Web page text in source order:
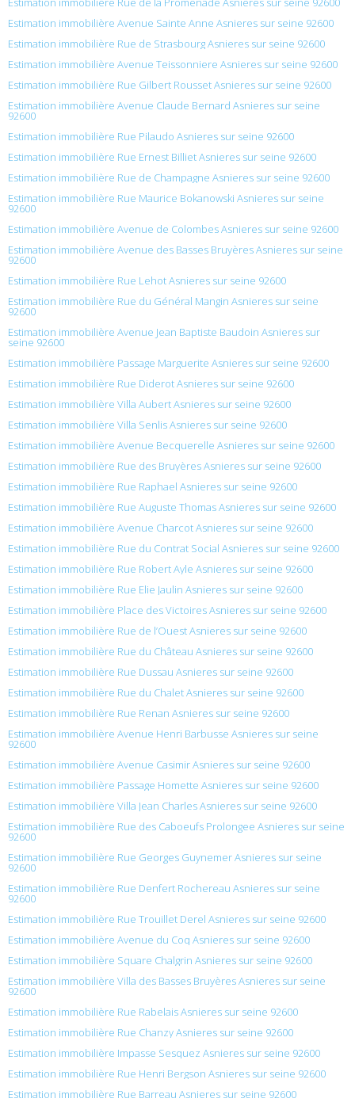
Estimation immobilière Avenue Sainte Anne Asnieres sur seine 92600
Estimation immobilière Rue de Strasbourg Asnieres sur seine 92600
Estimation immobilière Avenue Teissonniere Asnieres sur seine 92600
Estimation immobilière Rue Gilbert Rousset Asnieres sur seine 92600
Estimation immobilière Avenue Claude Bernard Asnieres sur seine
92600
Estimation immobilière Rue Pilaudo Asnieres sur seine 92600
Estimation immobilière Rue Ernest Billiet Asnieres sur seine 92600
Estimation immobilière Rue de Champagne Asnieres sur seine 92600
Estimation immobilière Rue Maurice Bokanowski Asnieres sur seine
92600
Estimation immobilière Avenue de Colombes Asnieres sur seine 92600
Estimation immobilière Avenue des Basses Bruyères Asnieres sur seine
92600
Estimation immobilière Rue Lehot Asnieres sur seine 92600
Estimation immobilière Rue du Général Mangin Asnieres sur seine
92600
Estimation immobilière Avenue Jean Baptiste Baudoin Asnieres sur
seine 92600
Estimation immobilière Passage Marguerite Asnieres sur seine 92600
Estimation immobilière Rue Diderot Asnieres sur seine 92600
Estimation immobilière Villa Aubert Asnieres sur seine 92600
Estimation immobilière Villa Senlis Asnieres sur seine 92600
Estimation immobilière Avenue Becquerelle Asnieres sur seine 92600
Estimation immobilière Rue des Bruyères Asnieres sur seine 92600
Estimation immobilière Rue Raphael Asnieres sur seine 92600
Estimation immobilière Rue Auguste Thomas Asnieres sur seine 92600
Estimation immobilière Avenue Charcot Asnieres sur seine 92600
Estimation immobilière Rue du Contrat Social Asnieres sur seine 92600
Estimation immobilière Rue Robert Ayle Asnieres sur seine 92600
Estimation immobilière Rue Elie Jaulin Asnieres sur seine 92600
Estimation immobilière Place des Victoires Asnieres sur seine 92600
Estimation immobilière Rue de l’Ouest Asnieres sur seine 92600
Estimation immobilière Rue du Château Asnieres sur seine 92600
Estimation immobilière Rue Dussau Asnieres sur seine 92600
Estimation immobilière Rue du Chalet Asnieres sur seine 92600
Estimation immobilière Rue Renan Asnieres sur seine 92600
Estimation immobilière Avenue Henri Barbusse Asnieres sur seine
92600
Estimation immobilière Avenue Casimir Asnieres sur seine 92600
Estimation immobilière Passage Homette Asnieres sur seine 92600
Estimation immobilière Villa Jean Charles Asnieres sur seine 92600
Estimation immobilière Rue des Caboeufs Prolongee Asnieres sur seine
92600
Estimation immobilière Rue Georges Guynemer Asnieres sur seine
92600
Estimation immobilière Rue Denfert Rochereau Asnieres sur seine
92600
Estimation immobilière Rue Trouillet Derel Asnieres sur seine 92600
Estimation immobilière Avenue du Coq Asnieres sur seine 92600
Estimation immobilière Square Chalgrin Asnieres sur seine 92600
Estimation immobilière Villa des Basses Bruyères Asnieres sur seine
92600
Estimation immobilière Rue Rabelais Asnieres sur seine 92600
Estimation immobilière Rue Chanzy Asnieres sur seine 92600
Estimation immobilière Impasse Sesquez Asnieres sur seine 92600
Estimation immobilière Rue Henri Bergson Asnieres sur seine 92600
Estimation immobilière Rue Barreau Asnieres sur seine 92600